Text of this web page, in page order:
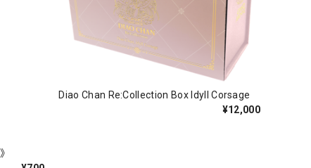
Diao Chan Re:Collection Box Idyll Corsage
¥12,000